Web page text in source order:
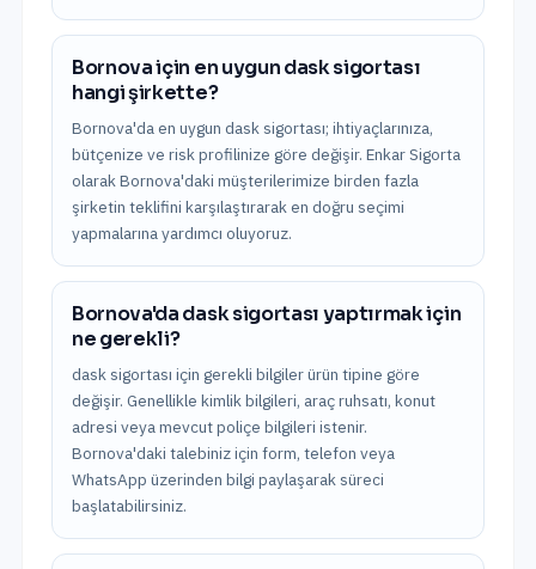
Bornova için en uygun dask sigortası
hangi şirkette?
Bornova'da en uygun dask sigortası; ihtiyaçlarınıza,
bütçenize ve risk profilinize göre değişir. Enkar Sigorta
olarak Bornova'daki müşterilerimize birden fazla
şirketin teklifini karşılaştırarak en doğru seçimi
yapmalarına yardımcı oluyoruz.
Bornova'da dask sigortası yaptırmak için
ne gerekli?
dask sigortası için gerekli bilgiler ürün tipine göre
değişir. Genellikle kimlik bilgileri, araç ruhsatı, konut
adresi veya mevcut poliçe bilgileri istenir.
Bornova'daki talebiniz için form, telefon veya
WhatsApp üzerinden bilgi paylaşarak süreci
başlatabilirsiniz.